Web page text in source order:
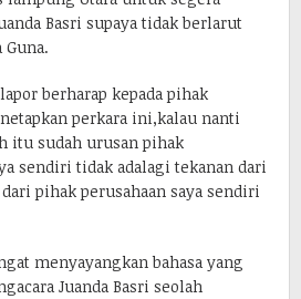
Basri supaya tidak berlarut
Guna.
berharap kepada pihak
perkara ini,kalau nanti
itu sudah urusan pihak
sendiri tidak adalagi tekanan dari
pihak perusahaan saya sendiri
menyayangkan bahasa yang
Juanda Basri seolah